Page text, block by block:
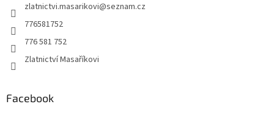
k
zlatnictvi.masarikovi@seznam.cz
776581752
776 581 752
Zlatnictví Masaříkovi
Facebook